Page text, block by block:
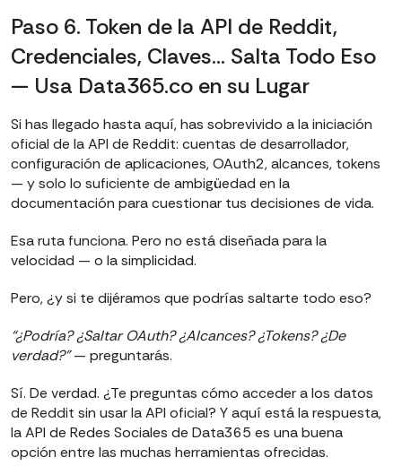
Paso 6. Token de la API de Reddit,
Credenciales, Claves… Salta Todo Eso
— Usa Data365.co en su Lugar
Si has llegado hasta aquí, has sobrevivido a la iniciación
oficial de la API de Reddit: cuentas de desarrollador,
configuración de aplicaciones, OAuth2, alcances, tokens
— y solo lo suficiente de ambigüedad en la
documentación para cuestionar tus decisiones de vida.
Esa ruta funciona. Pero no está diseñada para la
velocidad — o la simplicidad.
Pero, ¿y si te dijéramos que podrías saltarte todo eso?
“¿Podría? ¿Saltar OAuth? ¿Alcances? ¿Tokens? ¿De
verdad?”— preguntarás.
Sí. De verdad. ¿Te preguntas cómo acceder a los datos
de Reddit sin usar la API oficial? Y aquí está la respuesta,
la API de Redes Sociales de Data365 es una buena
opción entre las muchas herramientas ofrecidas.